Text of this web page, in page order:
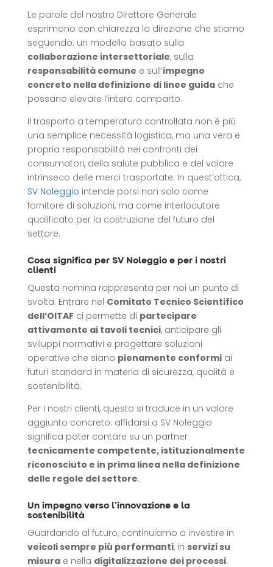
Le parole del nostro Direttore Generale
esprimono con chiarezza la direzione che stiamo
seguendo: un modello basato sulla
collaborazione intersettoriale, sulla
responsabilità comune e sull’impegno
concreto nella definizione di linee guidache
possano elevare l’intero comparto.
Il trasporto a temperatura controllata non è più
una semplice necessità logistica, ma una vera e
propria responsabilità nei confronti dei
consumatori, della salute pubblica e del valore
intrinseco delle merci trasportate. In quest’ottica,
SV Noleggio intende porsi non solo come
fornitore di soluzioni, ma come interlocutore
qualificato per la costruzione del futuro del
settore.
Cosa significa per SV Noleggio e per i nostri
clienti
Questa nomina rappresenta per noi un punto di
svolta. Entrare nel Comitato Tecnico Scientifico
dell’OITAFci permette di partecipare
attivamente ai tavoli tecnici, anticipare gli
sviluppi normativi e progettare soluzioni
operative che siano pienamente conformiai
futuri standard in materia di sicurezza, qualità e
sostenibilità.
Per i nostri clienti, questo si traduce in un valore
aggiunto concreto: affidarsi a SV Noleggio
significa poter contare su un partner
tecnicamente competente, istituzionalmente
riconosciuto e in prima linea nella definizione
delle regole del settore.
Un impegno verso l’innovazione e la
sostenibilità
Guardando al futuro, continuiamo a investire in
veicoli sempre più performanti, in servizi su
misurae nella digitalizzazione dei processi.